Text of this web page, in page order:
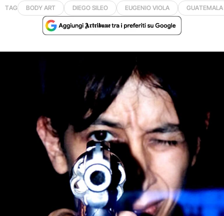
TAG BODY ART DIEGO SILEO EUGENIO VIOLA GUATEMALA